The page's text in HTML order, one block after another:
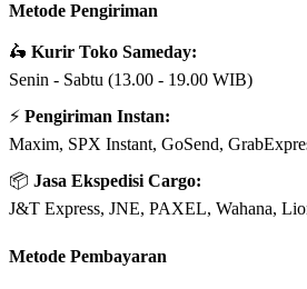
Metode Pengiriman
🛵 Kurir Toko Sameday:
Senin - Sabtu (13.00 - 19.00 WIB)
⚡ Pengiriman Instan:
Maxim, SPX Instant, GoSend,
📦 Jasa Ekspedisi Cargo:
J&T Express, JNE, PAXEL, Wahana,
Metode Pembayaran